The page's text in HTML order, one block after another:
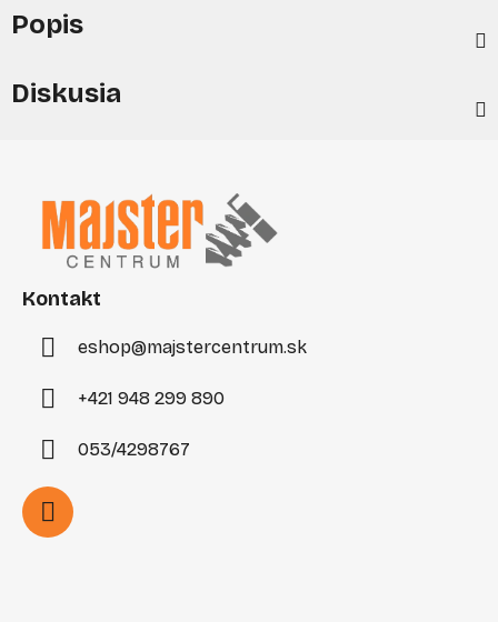
Popis
Diskusia
Kontakt
eshop@majstercentrum.sk
+421 948 299 890
053/4298767